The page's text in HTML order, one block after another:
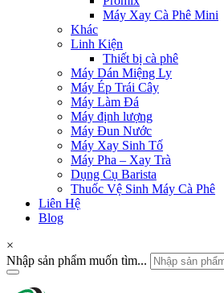
Máy Xay Cà Phê Mini
Khác
Linh Kiện
Thiết bị cà phê
Máy Dán Miệng Ly
Máy Ép Trái Cây
Máy Làm Đá
Máy định lượng
Máy Đun Nước
Máy Xay Sinh Tố
Máy Pha – Xay Trà
Dụng Cụ Barista
Thuốc Vệ Sinh Máy Cà Phê
Liên Hệ
Blog
×
Nhập sản phẩm muốn tìm...